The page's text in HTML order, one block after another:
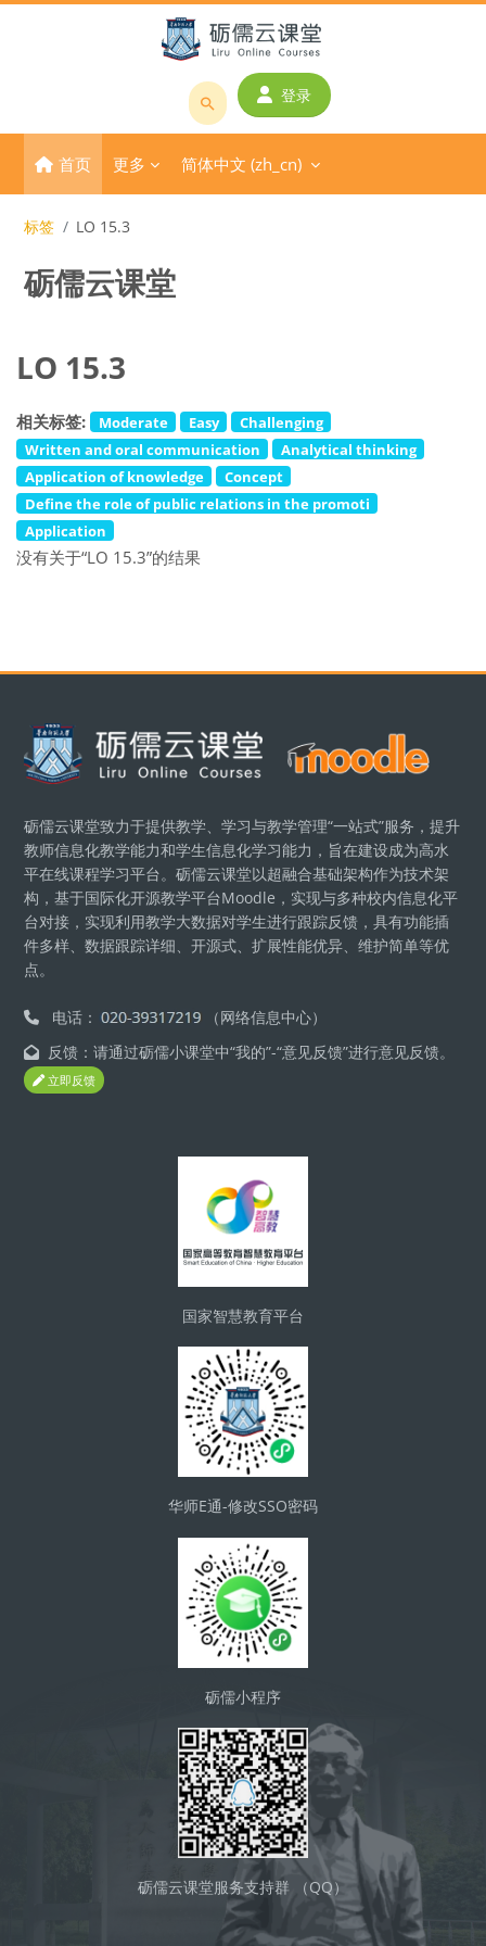
搜
课
程
登录
首页 更多 简体中文 ‎(zh_cn)‎
标签 LO 15.3
砺儒云课堂
LO 15.3
相关标签: Moderate Easy
Challenging
Written and oral communication
Analytical thinking
Application of knowledge
Concept
Define the role of public relations in the promoti
Application
没有关于“LO 15.3”的结果
版块
砺儒云课堂致力于提供教学、学习与教学管理“一站式”服务，提升
教师信息化教学能力和学生信息化学习能力，旨在建设成为高水
平在线课程学习平台。砺儒云课堂以超融合基础架构作为技术架
构，基于国际化开源教学平台Moodle，实现与多种校内信息化平
台对接，实现利用教学大数据对学生进行跟踪反馈，具有功能插
件多样、数据跟踪详细、开源式、扩展性能优异、维护简单等优
点。
电话：
（网络信息中心）
反馈：请通过砺儒小课堂中“我的”-“意见反馈”进行意见反馈。
立即反馈
国家智慧教育平台
华师E通-修改SSO密码
砺儒小程序
砺儒云课堂服务支持群 （QQ）